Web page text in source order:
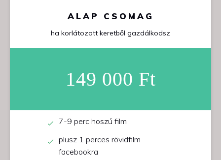
ALAP CSOMAG
ha korlátozott keretből gazdálkodsz
149 000 Ft
7-9 perc hoszú film
plusz 1 perces rövidfilm
facebookra